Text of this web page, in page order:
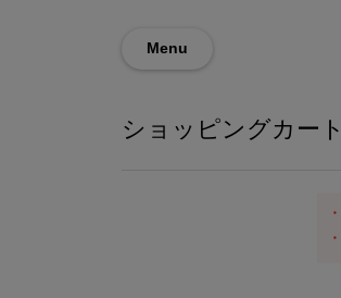
Menu
ショッピングカート